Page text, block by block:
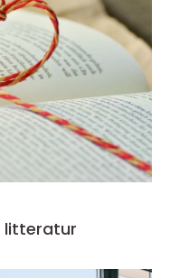
litteratur